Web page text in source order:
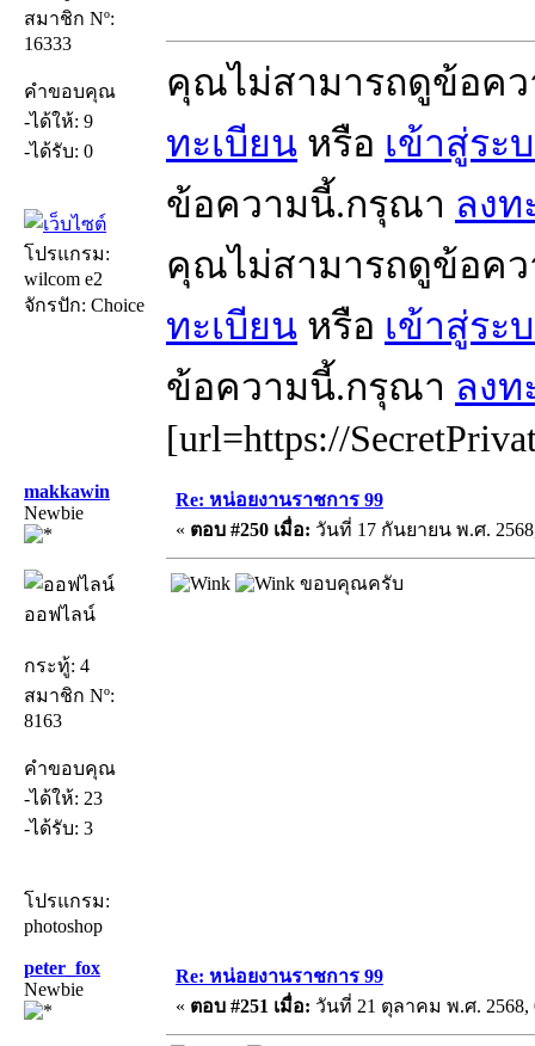
สมาชิก Nº:
16333
คำขอบคุณ
-ได้ให้: 9
-ได้รับ: 0
โปรแกรม:
wilcom e2
จักรปัก: Choice
คุณไม่สามารถดูข้อค
ทะเบียน หรือ เข้าสู่ระ
ข้อความนี้.กรุณา ลงท
คุณไม่สามารถดูข้อค
ทะเบียน หรือ เข้าสู่ระ
ข้อความนี้.กรุณา ลงท
[url=https://
makkawin
Newbie
ออฟไลน์
กระทู้: 4
สมาชิก Nº:
8163
คำขอบคุณ
-ได้ให้: 23
-ได้รับ: 3
โปรแกรม:
photoshop
Re: หน่อยงานราชการ 99
« ตอบ #250 เมื่อ: วันที่ 17 กันยายน พ.ศ.
ขอบคุณครับ
peter_fox
Newbie
Re: หน่อยงานราชการ 99
« ตอบ #251 เมื่อ: วันที่ 21 ตุลาคม พ.ศ. 2568,